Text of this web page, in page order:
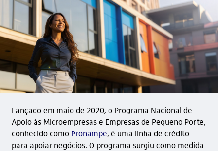
Lançado em maio de 2020, o Programa Nacional de
Apoio às Microempresas e Empresas de Pequeno Porte,
conhecido como Pronampe, é uma linha de crédito
para apoiar negócios. O programa surgiu como medida